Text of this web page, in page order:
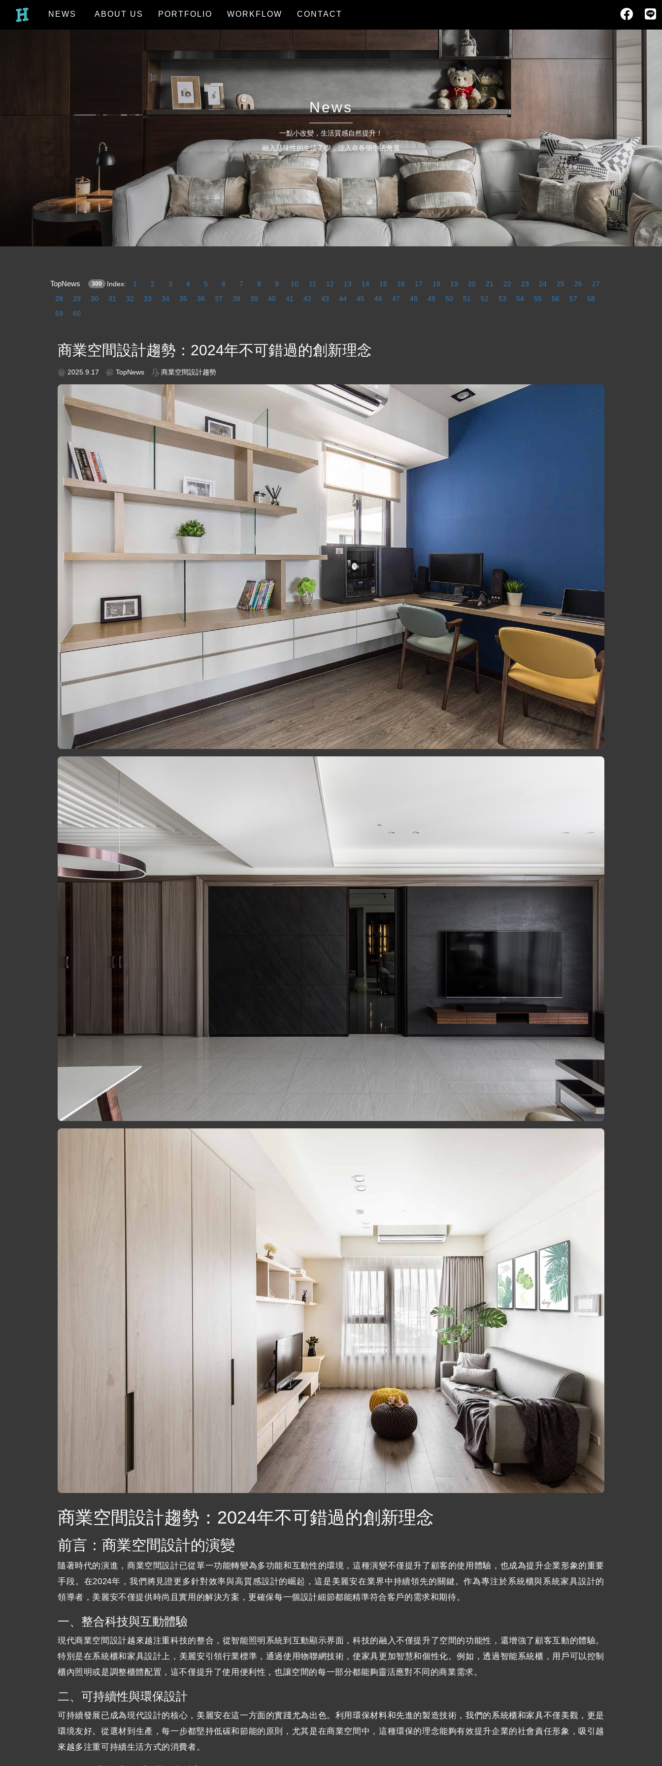
NEWS ABOUT US PORTFOLIO WORKFLOW CONTACT
News
一點小改變，生活質感自然提升！
融入品味性的生活美學，注入在各個生活角落
TopNews 300 Index: 1 2 3 4 5 6 7 8 9 10 11 12 13 14 15 16 17 18 19 20 21 22 23 24 25 26
27
28
29 30 31 32 33 34 35 36 37 38 39 40 41 42 43 44 45 46 47 48 49 50 51 52 53 54 55 56 57
58
59
60
商業空間設計趨勢：2024年不可錯過的創新理念
2025.9.17 TopNews 商業空間設計趨勢
商業空間設計趨勢：2024年不可錯過的創新理念
前言：商業空間設計的演變
隨著時代的演進，商業空間設計已從單一功能轉變為多功能和互動性的環境，這種演變不僅提升了顧客的使用體驗，也成為提升企業形象的重要
手段。在2024年，我們將見證更多針對效率與高質感設計的崛起，這是美麗安在業界中持續領先的關鍵。作為專注於系統櫃與系統家具設計的
領導者，美麗安不僅提供時尚且實用的解決方案，更確保每一個設計細節都能精準符合客戶的需求和期待。
一、整合科技與互動體驗
現代商業空間設計越來越注重科技的整合，從智能照明系統到互動顯示界面，科技的融入不僅提升了空間的功能性，還增強了顧客互動的體驗。
特別是在系統櫃和家具設計上，美麗安引領行業標準，通過使用物聯網技術，使家具更加智慧和個性化。例如，透過智能系統櫃，用戶可以控制
櫃內照明或是調整櫃體配置，這不僅提升了使用便利性，也讓空間的每一部分都能夠靈活應對不同的商業需求。
二、可持續性與環保設計
可持續發展已成為現代設計的核心，美麗安在這一方面的實踐尤為出色。利用環保材料和先進的製造技術，我們的系統櫃和家具不僅美觀，更是
環境友好。從選材到生產，每一步都堅持低碳和節能的原則，尤其是在商業空間中，這種環保的理念能夠有效提升企業的社會責任形象，吸引越
來越多注重可持續生活方式的消費者。